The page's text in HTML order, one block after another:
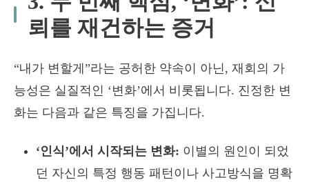
뢰를 재건하는 증거
“내가 변할게”라는 공허한 약속이 아닌, 재회의 가
능성은 실질적인 ‘변화’에서 비롯됩니다. 진정한 변
화는 다음과 같은 특징을 가집니다.
‘인식’에서 시작되는 변화: 이별의 원인이 되었
던 자신의 특정 행동 패턴이나 사고방식을 명확